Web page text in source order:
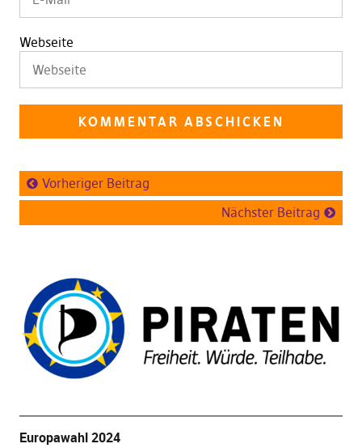
Webseite
Vorheriger Beitrag
Nächster Beitrag
Europawahl 2024